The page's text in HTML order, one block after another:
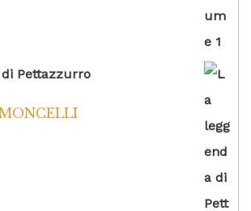
Pettazzurro